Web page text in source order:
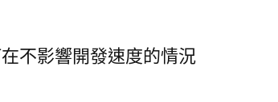
不影響開發速度的情況